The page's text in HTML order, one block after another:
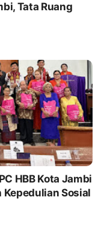
Tata Ruang
HBB Kota Jambi
Sosial